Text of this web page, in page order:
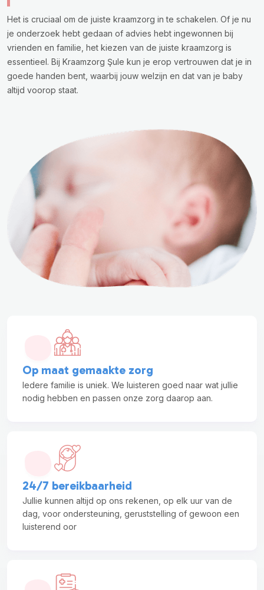
Het is cruciaal om de juiste kraamzorg in te schakelen. Of je nu
je onderzoek hebt gedaan of advies hebt ingewonnen bij
vrienden en familie, het kiezen van de juiste kraamzorg is
essentieel. Bij Kraamzorg Şule kun je erop vertrouwen dat je in
goede handen bent, waarbij jouw welzijn en dat van je baby
altijd voorop staat.
Op maat gemaakte zorg
Iedere familie is uniek. We luisteren goed naar wat jullie
nodig hebben en passen onze zorg daarop aan.
24/7 bereikbaarheid
Jullie kunnen altijd op ons rekenen, op elk uur van de
dag, voor ondersteuning, geruststelling of gewoon een
luisterend oor